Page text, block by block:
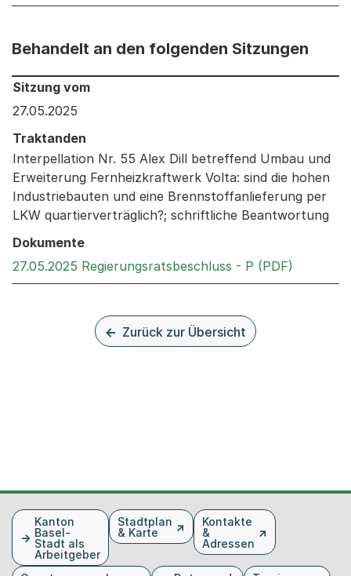
Behandelt an den folgenden Sitzungen
Behandelt an den folgenden Sitzungen: Informationen
Sitzung vom
27.05.2025
Traktanden
Interpellation Nr. 55 Alex Dill betreffend Umbau und
Erweiterung Fernheizkraftwerk Volta: sind die hohen
Industriebauten und eine Brennstoffanlieferung per
LKW quartierverträglich?; schriftliche Beantwortung
Dokumente
27.05.2025 Regierungsratsbeschluss - P (PDF)
Zurück zur Übersicht
FusszeileKanton
Basel-
Stadt als
Arbeitgeber
Stadtplan
& Karte
Kontakte
&
Adressen